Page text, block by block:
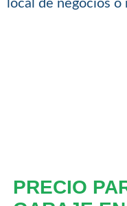
local de negocios
PRECIO